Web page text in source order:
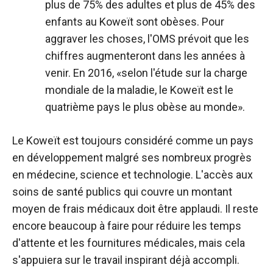
plus de 75% des adultes et plus de 45% des
enfants au Koweït sont obèses. Pour
aggraver les choses, l'OMS prévoit que les
chiffres augmenteront dans les années à
venir. En 2016, «selon l'étude sur la charge
mondiale de la maladie, le Koweït est le
quatrième pays le plus obèse au monde».
Le Koweït est toujours considéré comme un pays
en développement malgré ses nombreux progrès
en médecine, science et technologie. L'accès aux
soins de santé publics qui couvre un montant
moyen de frais médicaux doit être applaudi. Il reste
encore beaucoup à faire pour réduire les temps
d'attente et les fournitures médicales, mais cela
s'appuiera sur le travail inspirant déjà accompli.